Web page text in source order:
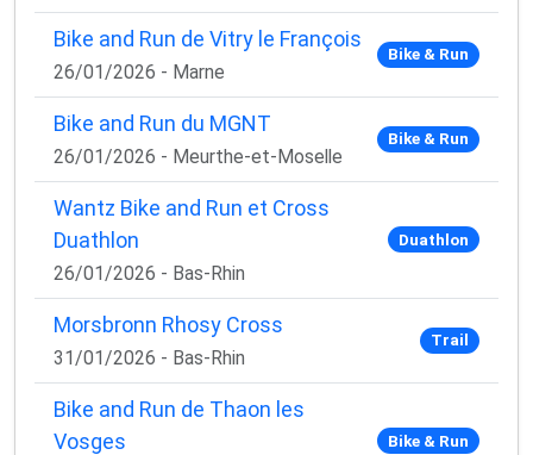
Bike and Run de Vitry le François
26/01/2026 - Marne
Bike & Run
Bike and Run du MGNT
26/01/2026 - Meurthe-et-Moselle
Bike & Run
Wantz Bike and Run et Cross
Duathlon
26/01/2026 - Bas-Rhin
Duathlon
Morsbronn Rhosy Cross
31/01/2026 - Bas-Rhin
Trail
Bike and Run de Thaon les
Vosges
Bike & Run